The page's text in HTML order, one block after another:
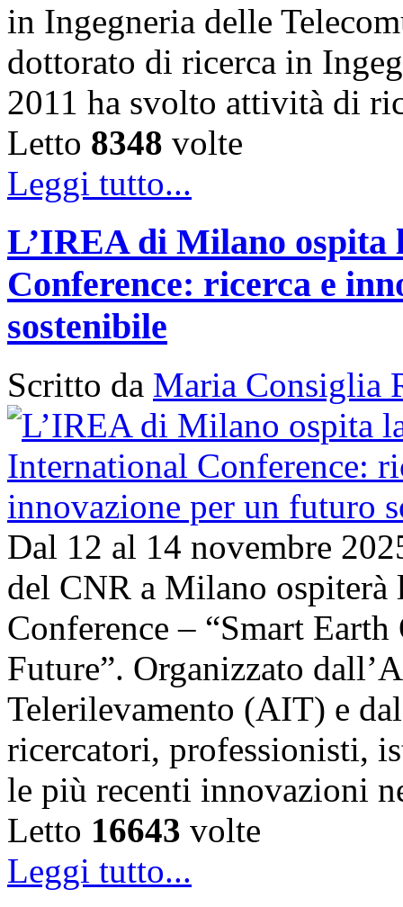
in Ingegneria delle
dottorato di ricerca in
2011 ha svolto attività di
Letto 8348 volte
Leggi tutto...
L’IREA di Milano
Conference: ricerca e
sostenibile
Scritto da Maria Consiglia
Dal 12 al 14 novembre
del CNR a Milano
Conference – “Smart
Future”. Organizzato
Telerilevamento (AIT) e
ricercatori, professionisti,
le più recenti innovazioni
Letto 16643 volte
Leggi tutto...